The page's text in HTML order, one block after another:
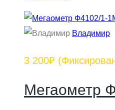
Владимир
3 200₽
Мегаометр